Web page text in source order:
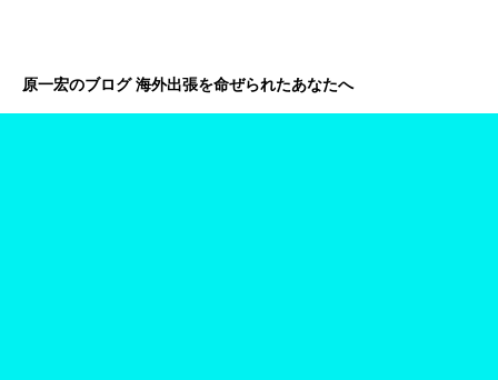
原一宏のブログ 海外出張を命ぜられたあなたへ